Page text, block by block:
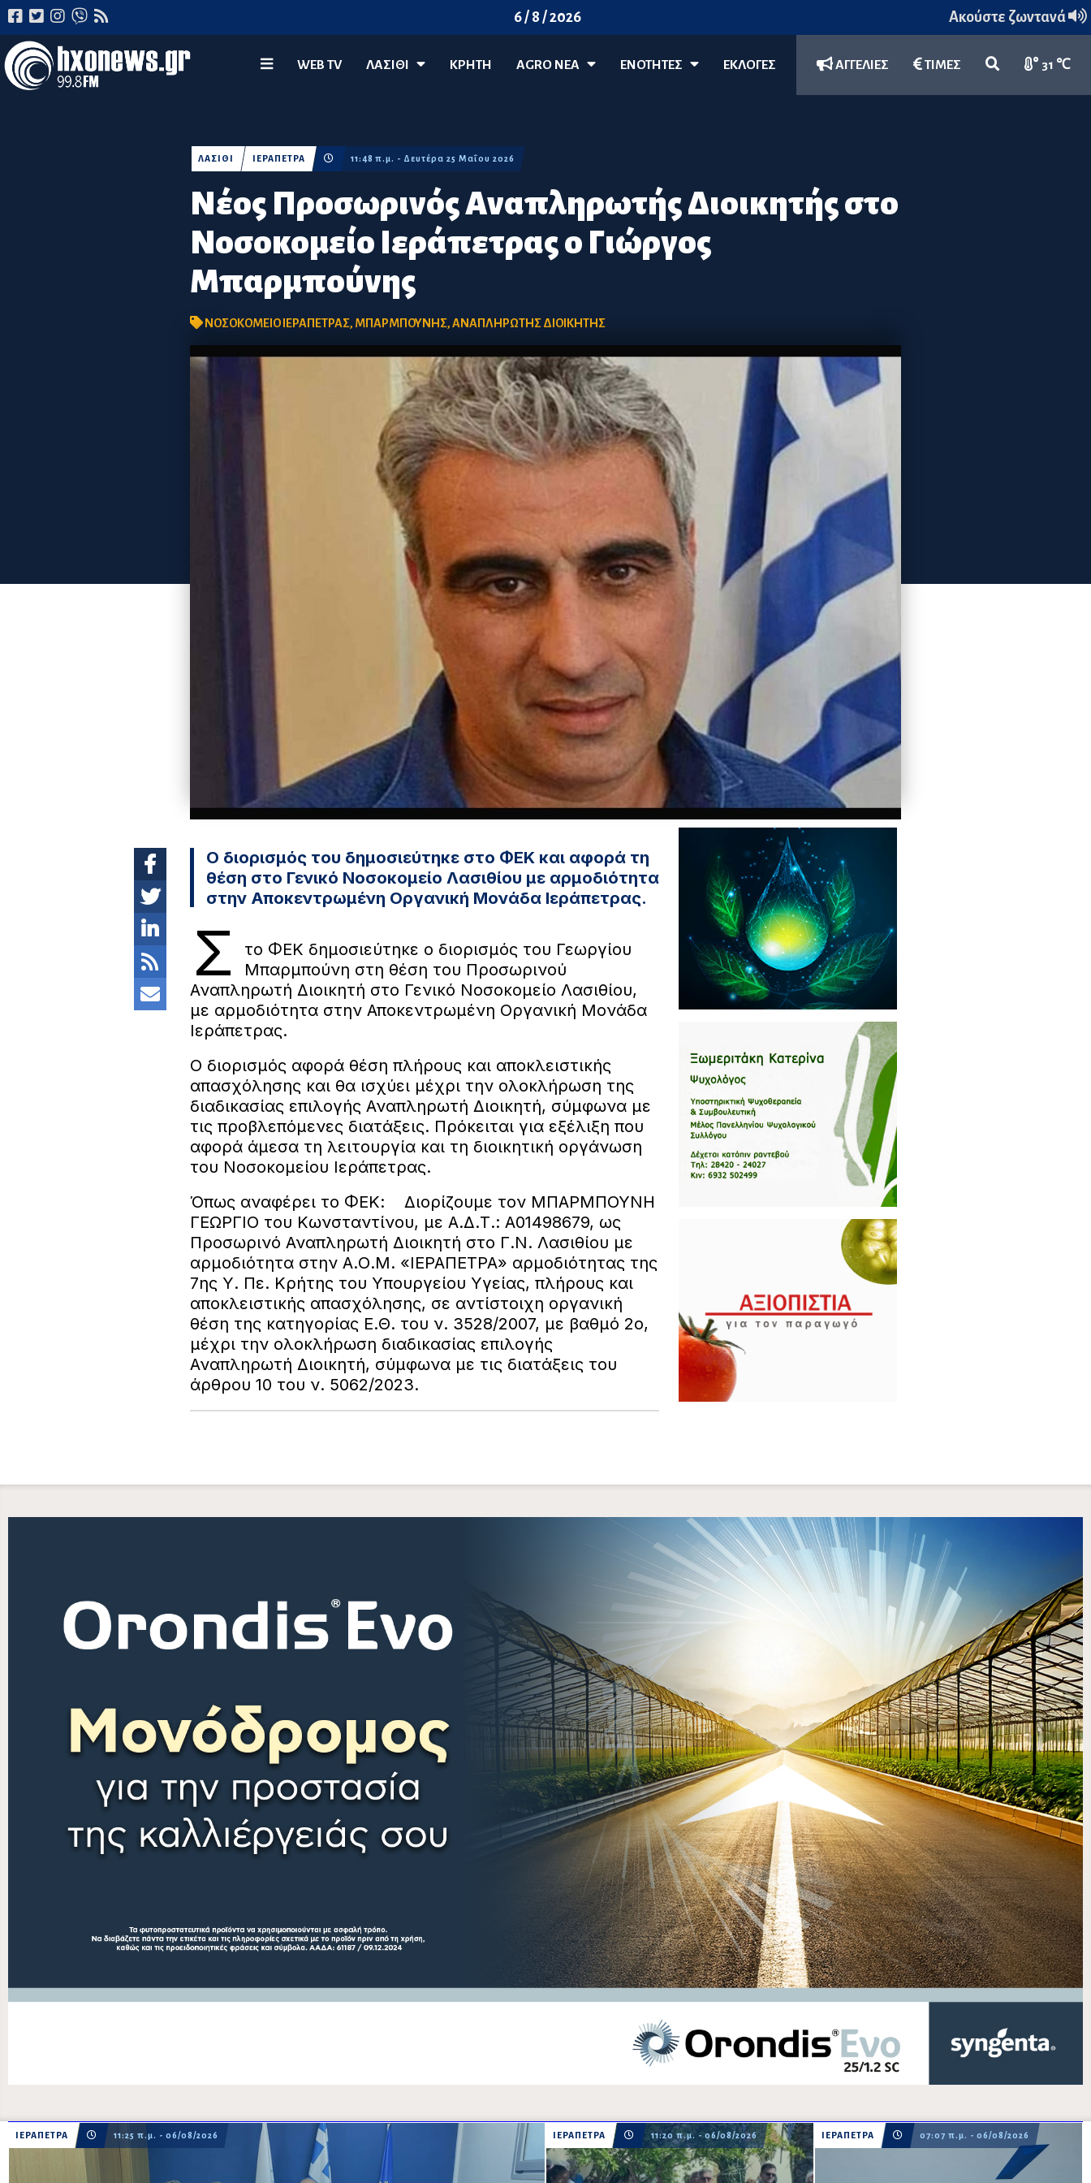
6 / 8 / 2026 Ακούστε ζωντανά
WEB TV ΛΑΣΊΘΙ ΚΡΗΤΗ AGRO ΝΈΑ ΕΝΟΤΗΤΕΣ ΕΚΛΟΓΕΣ ΑΓΓΕΛΙΕΣ ΤΙΜΕΣ 31 ℃
Νέος Προσωρινός Αναπληρωτής Διοικητής στο
Νοσοκομείο Ιεράπετρας ο Γιώργος
Μπαρμπούνης
ΛΑΣΙΘΙ ΙΕΡΑΠΕΤΡΑ 11:48 π.μ. - Δευτέρα 25 Μαΐου 2026
ΝΟΣΟΚΟΜΕΙΟ ΙΕΡΑΠΕΤΡΑΣ, ΜΠΑΡΜΠΟΥΝΗΣ,ΑΝΑΠΛΗΡΩΤΗΣ ΔΙΟΙΚΗΤΗΣ
Ο διορισμός του δημοσιεύτηκε στο ΦΕΚ και αφορά τη
θέση στο Γενικό Νοσοκομείο Λασιθίου με αρμοδιότητα
στην Αποκεντρωμένη Οργανική Μονάδα Ιεράπετρας.
Σ
το ΦΕΚ δημοσιεύτηκε ο διορισμός του Γεωργίου
Μπαρμπούνη στη θέση του Προσωρινού
Αναπληρωτή Διοικητή στο Γενικό Νοσοκομείο Λασιθίου,
με αρμοδιότητα στην Αποκεντρωμένη Οργανική Μονάδα
Ιεράπετρας.
Ο διορισμός αφορά θέση πλήρους και αποκλειστικής
απασχόλησης και θα ισχύει μέχρι την ολοκλήρωση της
διαδικασίας επιλογής Αναπληρωτή Διοικητή, σύμφωνα με
τις προβλεπόμενες διατάξεις. Πρόκειται για εξέλιξη που
αφορά άμεσα τη λειτουργία και τη διοικητική οργάνωση
του Νοσοκομείου Ιεράπετρας.
Όπως αναφέρει το ΦΕΚ: Διορίζουμε τον ΜΠΑΡΜΠΟΥΝΗ
ΓΕΩΡΓΙΟ του Κωνσταντίνου, με Α.Δ.Τ.: Α01498679, ως
Προσωρινό Αναπληρωτή Διοικητή στο Γ.Ν. Λασιθίου με
αρμοδιότητα στην Α.Ο.Μ. «ΙΕΡΑΠΕΤΡΑ» αρμοδιότητας της
7ης Υ. Πε. Κρήτης του Υπουργείου Υγείας, πλήρους και
αποκλειστικής απασχόλησης, σε αντίστοιχη οργανική
θέση της κατηγορίας Ε.Θ. του ν. 3528/2007, με βαθμό 2ο,
μέχρι την ολοκλήρωση διαδικασίας επιλογής
Αναπληρωτή Διοικητή, σύμφωνα με τις διατάξεις του
άρθρου 10 του ν. 5062/2023.
ΙΕΡΑΠΕΤΡΑ 11:25 π.μ. - 06/08/2026 ΙΕΡΑΠΕΤΡΑ 11:20 π.μ. - 06/08/2026 ΙΕΡΑΠΕΤΡΑ 07:07 π.μ. - 06/08/2026